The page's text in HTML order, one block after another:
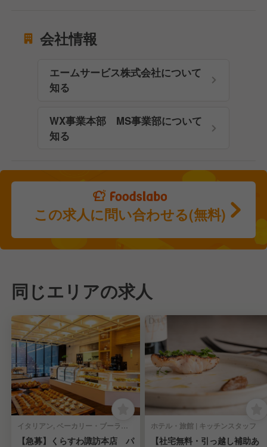
会社情報
エームサービス株式会社について
知る
WX事業本部 MS事業部について
知る
この求人に問い合わせる(無料)
同じエリアの求人
イタリアン, ベーカリー・ブーランジェリー | キッチンスタッフ
【急募】くらすわ諏訪本店 パ
ホテル・旅館 | キッチンスタッフ
【社宅無料・引っ越し補助あ